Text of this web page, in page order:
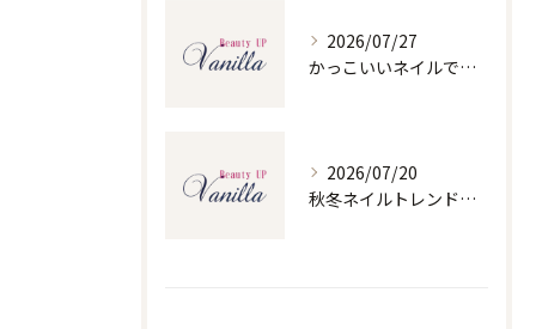
2026/07/27
かっこいいネイルで人気ネイルを三重県四日市市和無田町で楽しむポイント
2026/07/20
秋冬ネイルトレンドで人気ネイルを大人上品に楽しむ旬デザイン実践ガイド